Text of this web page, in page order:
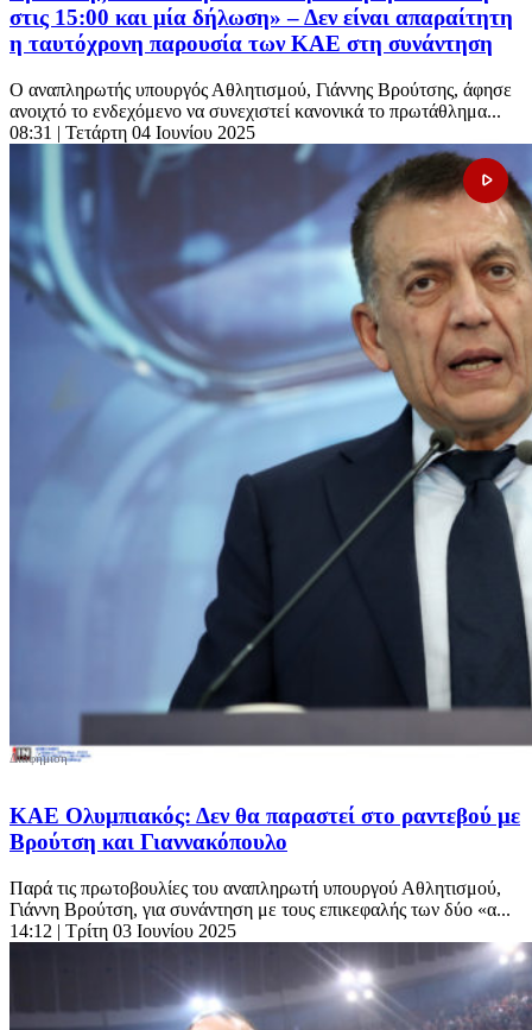
στις 15:00 και μία δήλωση» – Δεν είναι απαραίτητη
η ταυτόχρονη παρουσία των ΚΑΕ στη συνάντηση
Ο αναπληρωτής υπουργός Αθλητισμού, Γιάννης Βρούτσης, άφησε
ανοιχτό το ενδεχόμενο να συνεχιστεί κανονικά το πρωτάθλημα...
08:31 | Τετάρτη 04 Ιουνίου 2025
ΚΑΕ Ολυμπιακός: Δεν θα παραστεί στο ραντεβού με
Βρούτση και Γιαννακόπουλο
Παρά τις πρωτοβουλίες του αναπληρωτή υπουργού Αθλητισμού,
Γιάννη Βρούτση, για συνάντηση με τους επικεφαλής των δύο «α...
14:12 | Τρίτη 03 Ιουνίου 2025